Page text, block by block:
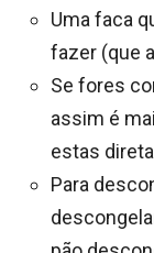
Uma faca
fazer (que
Se fores
assim é
estas
Para